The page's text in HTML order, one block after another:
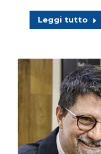
Leggi tutto